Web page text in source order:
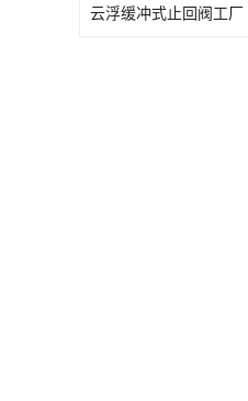
云浮缓冲式止回阀工厂